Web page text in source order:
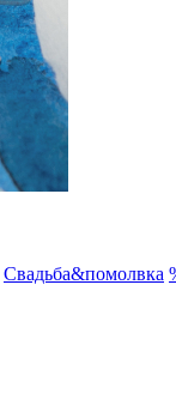
Свадьба&помолвка